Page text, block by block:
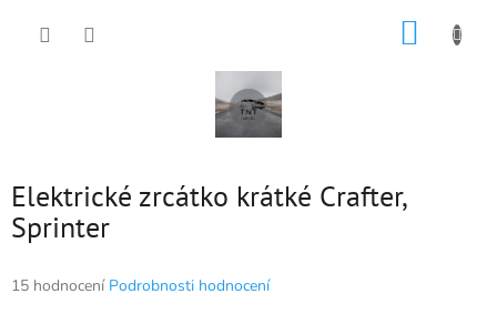
Elektrické zrcátko krátké Crafter,
Sprinter
Průměrné
15 hodnocení Podrobnosti hodnocení